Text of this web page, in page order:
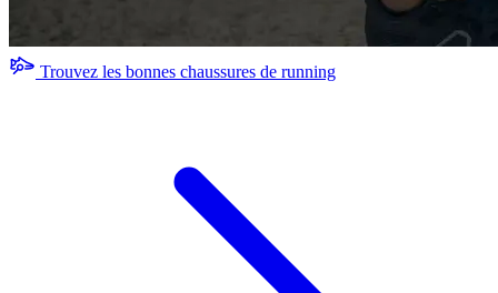
Trouvez les bonnes chaussures de running